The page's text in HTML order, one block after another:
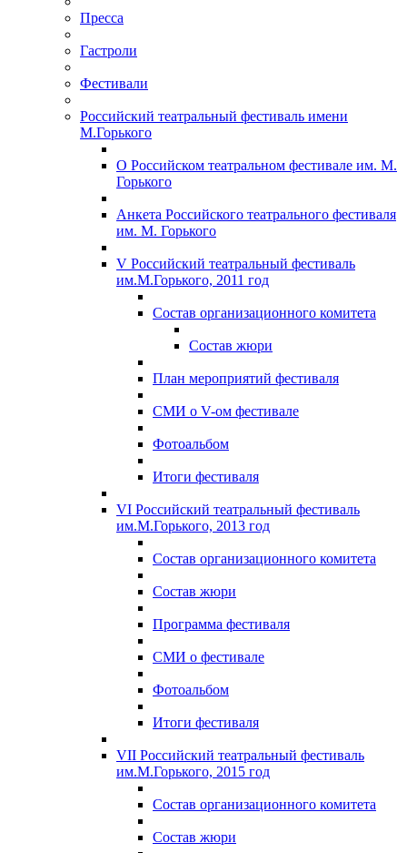
Пресса
Гастроли
Фестивали
Российский театральный фестиваль имени
М.Горького
О Российском театральном фестивале им. М.
Горького
Анкета Российского театрального фестиваля
им. М. Горького
V Российский театральный фестиваль
им.М.Горького, 2011 год
Состав организационного комитета
Состав жюри
План мероприятий фестиваля
СМИ о V-ом фестивале
Фотоальбом
Итоги фестиваля
VI Российский театральный фестиваль
им.М.Горького, 2013 год
Состав организационного комитета
Состав жюри
Программа фестиваля
СМИ о фестивале
Фотоальбом
Итоги фестиваля
VII Российский театральный фестиваль
им.М.Горького, 2015 год
Состав организационного комитета
Состав жюри